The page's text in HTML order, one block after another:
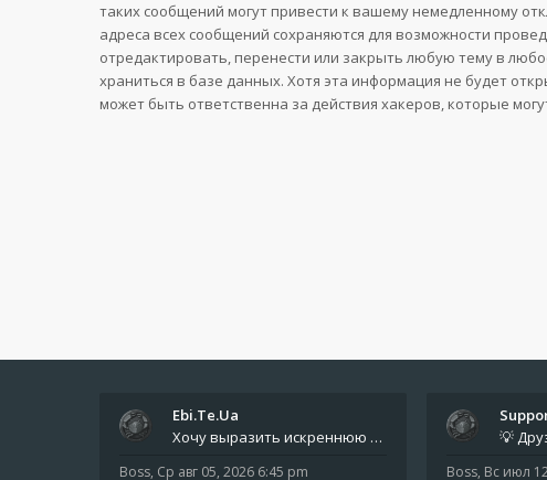
таких сообщений могут привести к вашему немедленному
адреса всех сообщений сохраняются для возможности
отредактировать, перенести или закрыть любую тему в
храниться в базе данных. Хотя эта информация не будет
может быть ответственна за действия хакеров, которые
Ebi.Te.Ua
Хочу выразить искреннюю благодарность всем анонимным пользователям, которые поддержали наше сообщество финансово. Благод
Boss, Ср авг 05, 2026 6:45 pm Boss, Вс июл